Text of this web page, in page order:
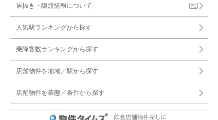
居抜き・譲渡情報について
人気駅ランキングから探す
乗降客数ランキングから探す
店舗物件を地域／駅から探す
店舗物件を業態／条件から探す